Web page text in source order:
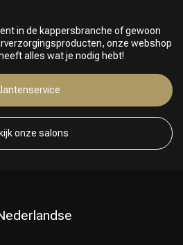
in de kappersbranche of gewoon
onze webshop
alles wat je nodig hebt!
onze salons